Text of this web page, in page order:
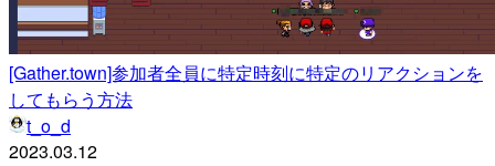
[Gather.town]参加者全員に特定時刻に特定のリアクションを
してもらう方法
t_o_d
2023.03.12